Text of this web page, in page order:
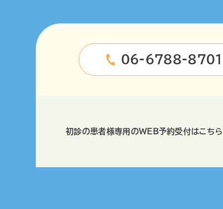
06-6788-8701
初診の患者様専用のWEB予約受付はこちら